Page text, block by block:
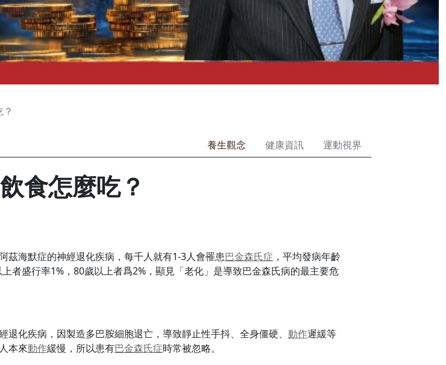
養生觀念 健康資訊 運動視界
食怎麼吃？
茲海默症的神經退化疾病，每千人就有1-3人會罹患巴金森氏症 ，平均發病年齡
者盛行率1%，80歲以上者爲2%，顯見「老化」是導致巴金森氏病的最主要危
退化疾病，因製造多巴胺細胞退亡，導致靜止性手抖、全身僵硬、 動作遲緩等
本來動作緩慢，所以患有巴金森氏症時常被忽略。